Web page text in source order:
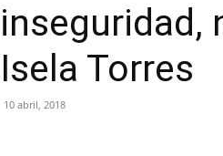
inseguridad,
Isela Torres
10 abril, 2018